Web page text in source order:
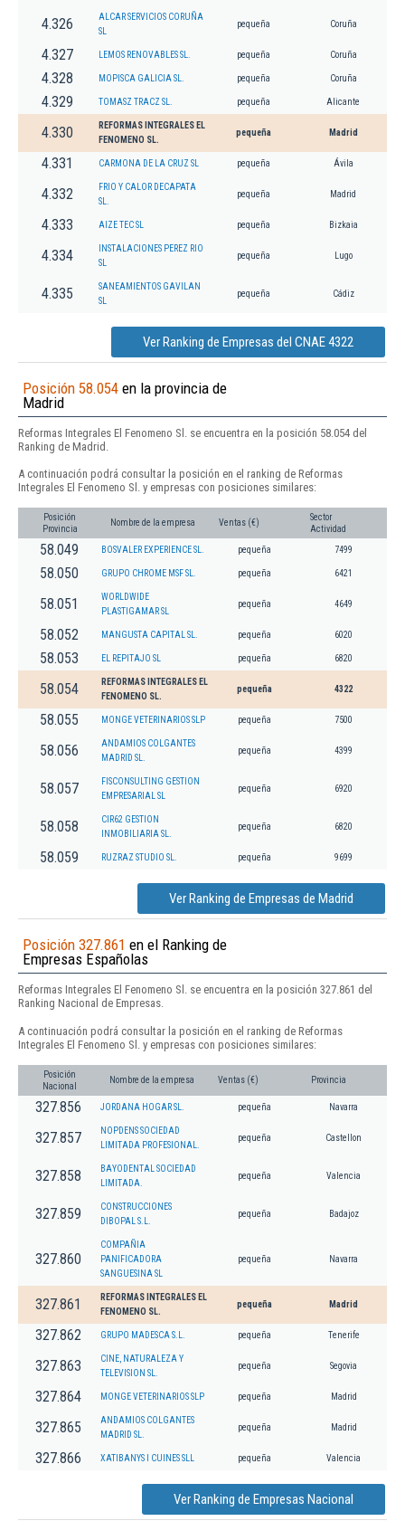
4.326
ALCAR SERVICIOS CORUÑA
SL
pequeña Coruña
4.327 LEMOS RENOVABLES SL. pequeña Coruña
4.328 MOPISCA GALICIA SL. pequeña Coruña
4.329 TOMASZ TRACZ SL. pequeña Alicante
4.330
REFORMAS INTEGRALES EL
FENOMENO SL.
pequeña Madrid
4.331 CARMONA DE LA CRUZ SL pequeña Ávila
4.332
FRIO Y CALOR DECAPATA
SL.
pequeña Madrid
4.333 AIZE TEC SL pequeña Bizkaia
4.334
INSTALACIONES PEREZ RIO
SL
pequeña Lugo
4.335
SANEAMIENTOS GAVILAN
SL
pequeña Cádiz
Ver Ranking de Empresas del CNAE 4322
Posición 58.054 en la provincia de
Madrid
Reformas Integrales El Fenomeno Sl. se encuentra en la posición 58.054 del
Ranking de Madrid.
A continuación podrá consultar la posición en el ranking de Reformas
Integrales El Fenomeno Sl. y empresas con posiciones similares:
Posición
Provincia
Nombre de la empresa Ventas (€)
Sector
Actividad
58.049 BOSVALER EXPERIENCE SL. pequeña 7499
58.050 GRUPO CHROME MSF SL. pequeña 6421
58.051
WORLDWIDE
PLASTIGAMAR SL
pequeña 4649
58.052 MANGUSTA CAPITAL SL. pequeña 6020
58.053 EL REPITAJO SL pequeña 6820
58.054
REFORMAS INTEGRALES EL
FENOMENO SL.
pequeña 4322
58.055 MONGE VETERINARIOS SLP pequeña 7500
58.056
ANDAMIOS COLGANTES
MADRID SL.
pequeña 4399
58.057
FISCONSULTING GESTION
EMPRESARIAL SL
pequeña 6920
58.058
CIR62 GESTION
INMOBILIARIA SL.
pequeña 6820
58.059 RUZRAZ STUDIO SL. pequeña 9699
Ver Ranking de Empresas de Madrid
Posición 327.861 en el Ranking de
Empresas Españolas
Reformas Integrales El Fenomeno Sl. se encuentra en la posición 327.861 del
Ranking Nacional de Empresas.
A continuación podrá consultar la posición en el ranking de Reformas
Integrales El Fenomeno Sl. y empresas con posiciones similares:
Posición
Nacional
Nombre de la empresa Ventas (€) Provincia
327.856 JORDANA HOGAR SL. pequeña Navarra
327.857
NOPDENS SOCIEDAD
LIMITADA PROFESIONAL.
pequeña Castellon
327.858
BAYODENTAL SOCIEDAD
LIMITADA.
pequeña Valencia
327.859
CONSTRUCCIONES
DIBOPAL S.L.
pequeña Badajoz
327.860
COMPAÑIA
PANIFICADORA
SANGUESINA SL
pequeña Navarra
327.861
REFORMAS INTEGRALES EL
FENOMENO SL.
pequeña Madrid
327.862 GRUPO MADESCA S.L. pequeña Tenerife
327.863
CINE, NATURALEZA Y
TELEVISION SL.
pequeña Segovia
327.864 MONGE VETERINARIOS SLP pequeña Madrid
327.865
ANDAMIOS COLGANTES
MADRID SL.
pequeña Madrid
327.866 XATIBANYS I CUINES SLL pequeña Valencia
Ver Ranking de Empresas Nacional